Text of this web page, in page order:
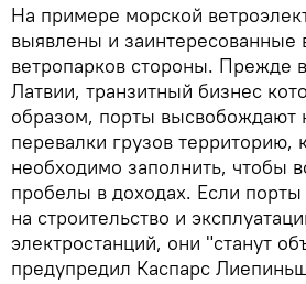
На примере морской
выявлены и заинтересованные
ветропарков стороны. Прежде
Латвии, транзитный бизнес
образом, порты высвобождают
перевалки грузов территорию,
необходимо заполнить, чтобы
пробелы в доходах. Если порты
на строительство и
электростанций, они "станут
предупредил Каспарс